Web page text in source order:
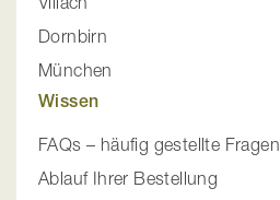
Dornbirn
München
Wissen
FAQs – häufig gestellte Fragen
Ablauf Ihrer Bestellung